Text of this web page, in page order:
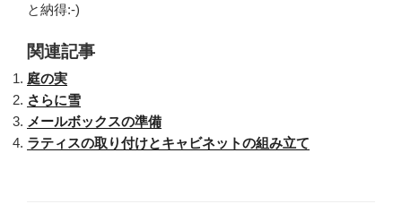
と納得:-)
関連記事
庭の実
さらに雪
メールボックスの準備
ラティスの取り付けとキャビネットの組み立て